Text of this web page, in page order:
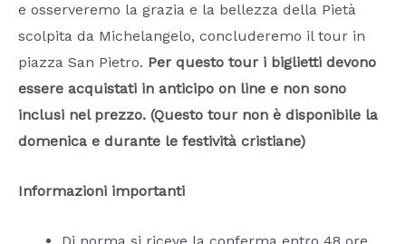
e osserveremo la grazia e la bellezza della Pietà
scolpita da Michelangelo, concluderemo il tour in
piazza San Pietro. Per questo tour i biglietti devono
essere acquistati in anticipo on line e non sono
inclusi nel prezzo. (Questo tour non è disponibile la
domenica e durante le festività cristiane)
Informazioni importanti
Di norma si riceve la conferma entro 48 ore